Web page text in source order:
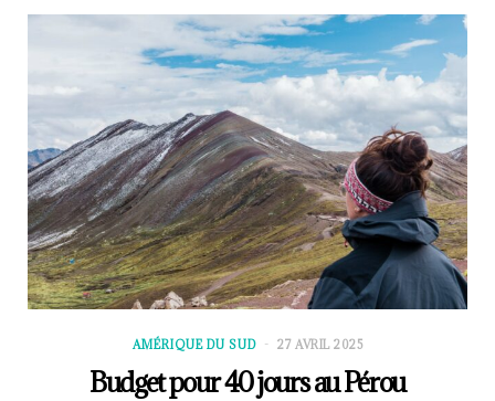
AMÉRIQUE DU SUD 27 AVRIL 2025
Budget pour 40 jours au Pérou